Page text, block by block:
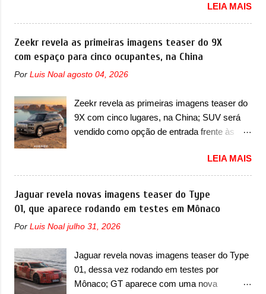
consumidores). Pelas imagens teaser, se
percebe que o sedã contará com um novo
para-choque na dianteira. Ele passa a trazer
um vinco horizontal mais destacado que
atravessa toda a dianteira do sedã, passando
possui um espaço para a placa novo abaixo
do vinco e uma nova entrada de ar inferio...
primeiras imagens de patente de uma nova
minivan, na China. Registradas no Ministério
da Indústria e Tecnologia da Informação, o
MIIT, a BYD Xia é uma nova minivan que a
marca chinesa apresentará aos
consumidores chineses para além da
Equipada com um motor híbrido plug-in
(PHEV), a nova minivan vai colocar a marca
para concorrer com uma série de outras
segmento ainda continua bastante vivo (e
com várias opções). Em termos de design, a
Xia se destaca por trazer uma dianteira com
faróis retangulares e inclinados. Os faróis
possuem projetores em LED e uma parte
na parte superior dos faróis. Essas luzes se
conectam entre si por meio de uma barra em
LED que passa abaixo da barra prateada que
LEIA MAIS
Zeekr revela as primeiras imagens teaser do 9X
com espaço para cinco ocupantes, na China
Por Luis Noal agosto 04, 2026
Zeekr revela as primeiras imagens teaser do
9X com cinco lugares, na China; SUV será
vendido como opção de entrada frente às
lançamento de uma configuração mais
simples para os interessados no 9X, na
China. O SUV topo de linha da marca poderá
ser vendido com uma opção de cinco
configuração de lançamento do SUV, de seis
(2+2+2). Agora, o maior SUV da marca será
vendido com uma configuração padrão, de
cinco lugares (2+3), que entrou em regime de
LEIA MAIS
Jaguar revela novas imagens teaser do Type
01, que aparece rodando em testes em Mônaco
Por Luis Noal julho 31, 2026
Jaguar revela novas imagens teaser do Type
01, dessa vez rodando em testes por
Mônaco; GT aparece com uma nova